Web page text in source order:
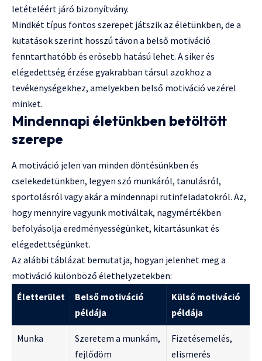
letételéért járó bizonyítvány.
Mindkét típus fontos szerepet játszik az életünkben, de a
kutatások szerint hosszú távon a belső motiváció
fenntarthatóbb és erősebb hatású lehet. A siker és
elégedettség érzése gyakrabban társul azokhoz a
tevékenységekhez, amelyekben belső motiváció vezérel
minket.
Mindennapi életünkben betöltött
szerepe
A motiváció jelen van minden döntésünkben és
cselekedetünkben, legyen szó munkáról, tanulásról,
sportolásról vagy akár a mindennapi rutinfeladatokról. Az,
hogy mennyire vagyunk motiváltak, nagymértékben
befolyásolja eredményességünket, kitartásunkat és
elégedettségünket.
Az alábbi táblázat bemutatja, hogyan jelenhet meg a
motiváció különböző élethelyzetekben:
Életterület
Belső motiváció
példája
Külső motiváció
példája
Munka
Szeretem a munkám,
fejlődöm
Fizetésemelés,
elismerés